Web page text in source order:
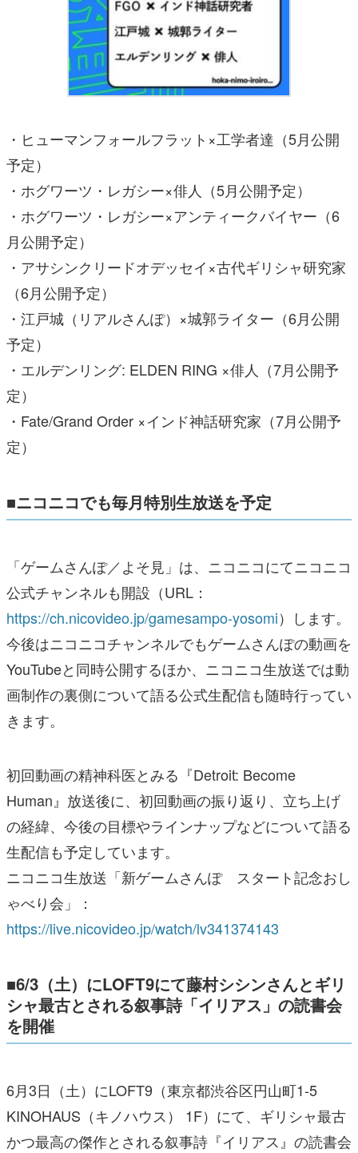
・ヒューマンフォールフラット×工学者達（5月公開
予定）
・ホグワーツ・レガシー×俳人（5月公開予定）
・ホグワーツ・レガシー×アンティークバイヤー（6
月公開予定）
・アサシンクリードオデッセイ×古代ギリシャ研究家
（6月公開予定）
・江戸城（リアルさんぽ）×城郭ライター（6月公開
予定）
・エルデンリング: ELDEN RING ×俳人（7月公開予
定）
・Fate/Grand Order ×インド神話研究家（7月公開予
定）
■ニコニコでも毎月特別生放送を予定
「ゲームさんぽ／よそ見」は、ニコニコにてニコニコ
公式チャンネルも開設（URL：
https://ch.nicovideo.jp/gamesampo-yosomi）します。
今後はニコニコチャンネルでもゲームさんぽの動画を
YouTubeと同時公開するほか、ニコニコ生放送では動
画制作の裏側について語る公式生配信も随時行ってい
きます。
初回動画の精神科医とみる『Detroit: Become
Human』放送後に、初回動画の振り返り、立ち上げ
の経緯、今後の目標やラインナップなどについて語る
生配信も予定しています。
ニコニコ生放送「新ゲームさんぽ スタート記念おし
ゃべり会」：
https://live.nicovideo.jp/watch/lv341374143
■6/3（土）にLOFT9にて藤村シシンさんとギリ
シャ最古とされる叙事詩「イリアス」の読書会
を開催
6月3日（土）にLOFT9（東京都渋谷区円山町1-5
KINOHAUS（キノハウス） 1F）にて、ギリシャ最古
かつ最高の傑作とされる叙事詩『イリアス』の読書会